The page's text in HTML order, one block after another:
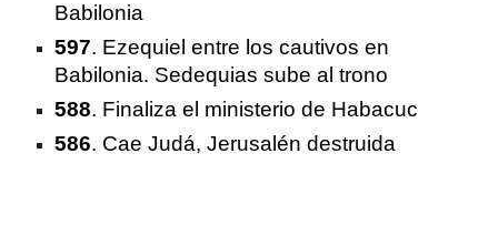
Babilonia
597. Ezequiel entre los cautivos en
Babilonia. Sedequias sube al trono
588. Finaliza el ministerio de Habacuc
586. Cae Judá, Jerusalén destruida